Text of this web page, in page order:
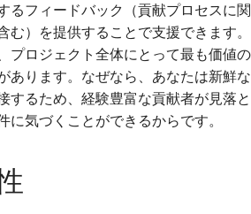
るフィードバック（貢献プロセスに関
む）を提供することで支援できます。
プロジェクト全体にとって最も価値の
あります。なぜなら、あなたは新鮮な
するため、経験豊富な貢献者が見落と
に気づくことができるからです。